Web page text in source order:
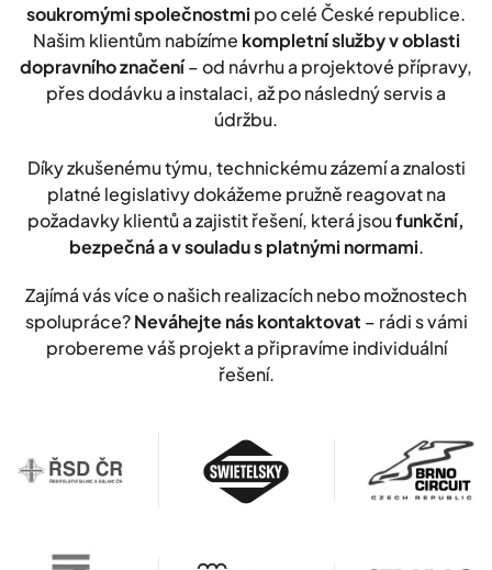
soukromými společnostmi po celé České republice.
Našim klientům nabízíme kompletní služby v oblasti
dopravního značení– od návrhu a projektové přípravy,
přes dodávku a instalaci, až po následný servis a
údržbu.
Díky zkušenému týmu, technickému zázemí a znalosti
platné legislativy dokážeme pružně reagovat na
požadavky klientů a zajistit řešení, která jsoufunkční,
bezpečná a v souladu s platnými normami.
Zajímá vás více o našich realizacích nebo možnostech
spolupráce?Neváhejte nás kontaktovat – rádi s vámi
probereme váš projekt a připravíme individuální
řešení.